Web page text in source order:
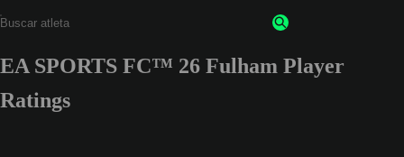
EA SPORTS FC™ 26 Fulham Player
Ratings